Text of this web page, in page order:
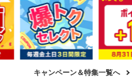
キャンペーン＆特集一覧へ